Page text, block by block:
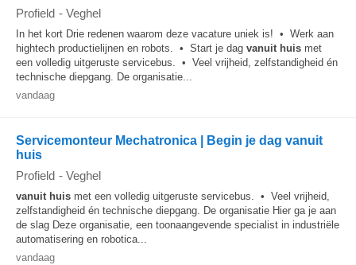
Profield - Veghel
In het kort Drie redenen waarom deze vacature uniek is! • Werk aan
hightech productielijnen en robots. • Start je dag vanuit huis met
een volledig uitgeruste servicebus. • Veel vrijheid, zelfstandigheid én
technische diepgang. De organisatie...
vandaag
Servicemonteur Mechatronica | Begin je dag vanuit
huis
Profield - Veghel
vanuit huis met een volledig uitgeruste servicebus. • Veel vrijheid,
zelfstandigheid én technische diepgang. De organisatie Hier ga je aan
de slag Deze organisatie, een toonaangevende specialist in industriële
automatisering en robotica...
vandaag